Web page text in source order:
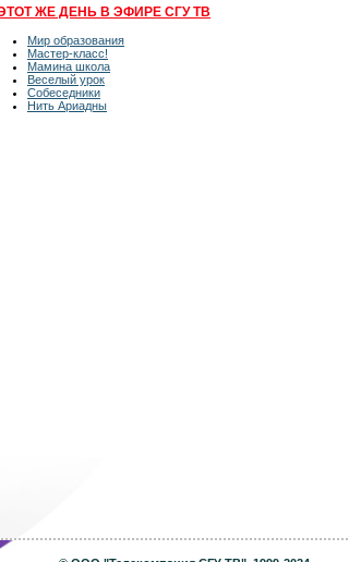
ЖЕ ДЕНЬ В ЭФИРЕ СГУ ТВ
Мир образования
Мастер-класс!
Мамина школа
Веселый урок
Собеседники
Нить Ариадны